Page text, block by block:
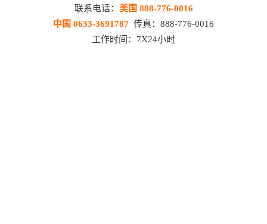
联系电话： 美国 888-776-0016
中国 0633-3691787 传真：888-776-0016
工作时间：7X24小时